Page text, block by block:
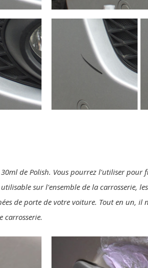
de Polish. Vous pourrez l'utiliser pour
sur l'ensemble de la carrosserie,
de porte de votre voiture. Tout en un,
carrosserie.